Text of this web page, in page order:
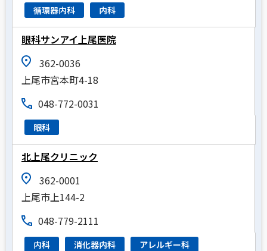
循環器内科 内科
眼科サンアイ上尾医院
362-0036
上尾市宮本町4-18
048-772-0031
眼科
北上尾クリニック
362-0001
上尾市上144-2
048-779-2111
内科 消化器内科 アレルギー科